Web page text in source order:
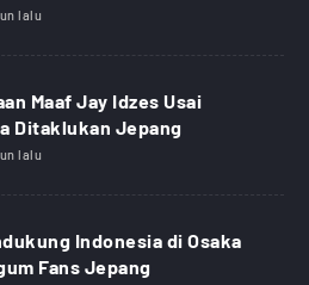
lalu
Maaf Jay Idzes Usai
Ditaklukan Jepang
lalu
Indonesia di Osaka
Fans Jepang